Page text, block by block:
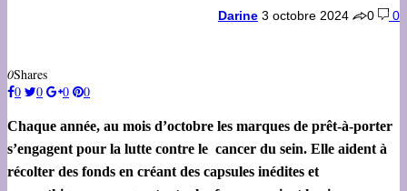
Darine 3 octobre 2024 0 0
0Shares
0
0 0 0
Chaque année, au mois d’octobre les marques de prêt-à-porter
s’engagent pour la lutte contre le cancer du sein. Elle aident à
récolter des fonds en créant des capsules inédites et